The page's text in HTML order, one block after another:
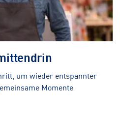
um wieder entspannter
Momente